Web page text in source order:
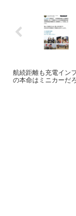
航続距離も充電イン
の本命はミニカーだ